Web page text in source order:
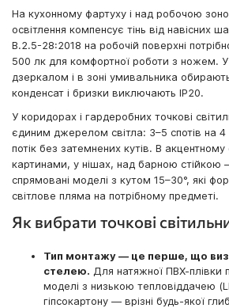
На кухонному фартуху і над робочою
освітлення компенсує тінь від
В.2.5-28:2018 на робочій поверхні
500 лк для комфортної роботи з ножем. У
дзеркалом і в зоні умивальника
конденсат і бризки виключають IP20.
У коридорах і гардеробних точкові
єдиним джерелом світла: 3–5 спотів на 4
потік без затемнених кутів. В акцентному
картинами, у нішах, над барною стійкою
спрямовані моделі з кутом 15–30°, які
світлове пляма на потрібному предметі.
Як вибрати точкові
Тип монтажу — це перше, що
стелею. Для натяжної ПВХ-плівки
моделі з низькою тепловіддачею
гіпсокартону — врізні будь-якої